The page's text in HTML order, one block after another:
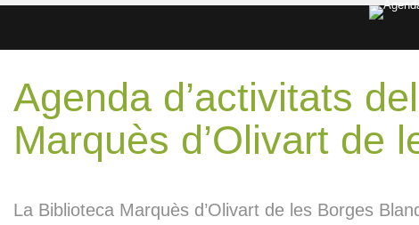
Agenda d’activitats
Marquès d’Olivart de
La Biblioteca Marquès d’Olivart de les Borges